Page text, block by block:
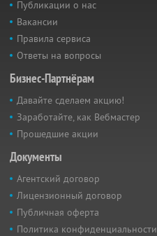
Публикации о нас
Вакансии
Правила сервиса
Ответы на вопросы
Бизнес-Партнёрам
Давайте сделаем акцию!
Заработайте, как Вебмастер
Прошедшие акции
Документы
Агентский договор
Лицензионный договор
Публичная оферта
Политика конфиденциальности